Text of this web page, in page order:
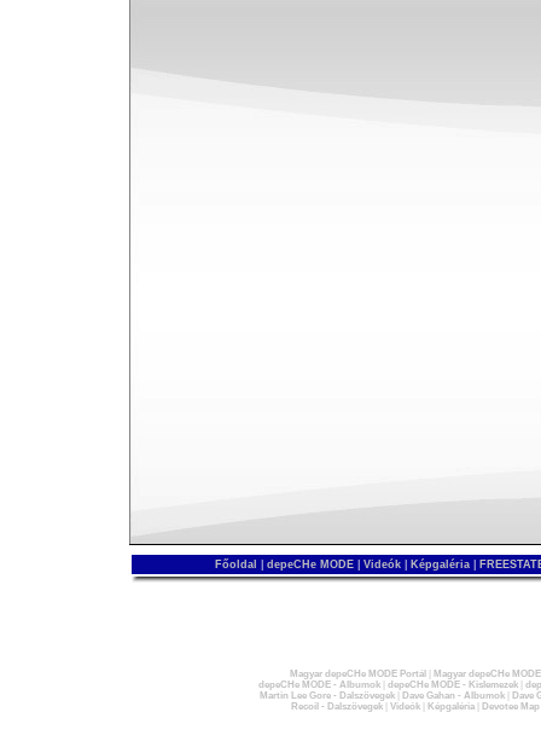
Főoldal depeCHe MODE Videók Képgaléria
Magyar depeCHe MODE Portál
Magyar depeCHe
depeCHe MODE - Albumok| depeCHe MODE - Kislemezek|
Martin Lee Gore - Dalszövegek| Dave Gahan - Albumok|
Dave
Recoil - Dalszövegek| Videók| Képgaléria| Devotee Map